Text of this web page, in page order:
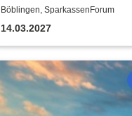
Böblingen, SparkassenForum
14.03.2027